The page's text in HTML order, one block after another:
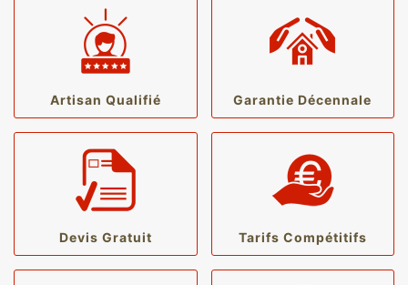
Artisan Qualifié Garantie Décennale
Devis Gratuit Tarifs Compétitifs